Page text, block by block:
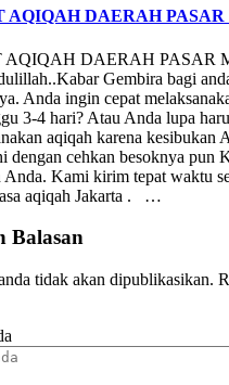
AQIQAH DAERAH PASAR
AQIQAH DAERAH PASAR
Gembira bagi
Anda ingin cepat
3-4 hari? Atau Anda lupa
aqiqah karena kesibukan
dengan cehkan besoknya pun
Anda. Kami kirim tepat waktu
aqiqah Jakarta . …
Balasan
tidak akan dipublikasikan.